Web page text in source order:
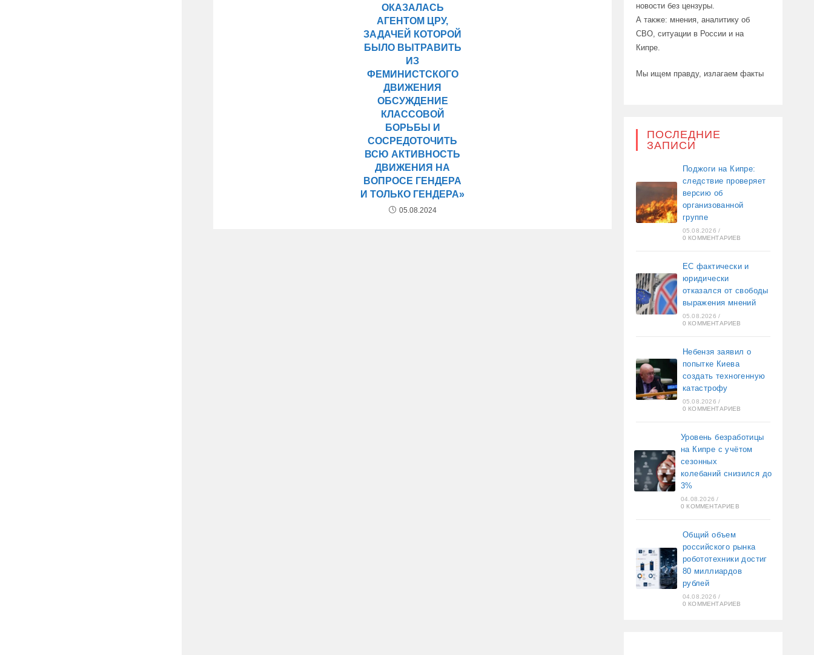
ОКАЗАЛАСЬ
АГЕНТОМ ЦРУ,
ЗАДАЧЕЙ КОТОРОЙ
БЫЛО ВЫТРАВИТЬ
ИЗ
ФЕМИНИСТСКОГО
ДВИЖЕНИЯ
ОБСУЖДЕНИЕ
КЛАССОВОЙ
БОРЬБЫ И
СОСРЕДОТОЧИТЬ
ВСЮ АКТИВНОСТЬ
ДВИЖЕНИЯ НА
ВОПРОСЕ ГЕНДЕРА
И ТОЛЬКО ГЕНДЕРА»
05.08.2024
новости без цензуры.
А также: мнения, аналитику об
СВО, ситуации в России и на
Кипре.
Мы ищем правду, излагаем факты
ПОСЛЕДНИЕ
ЗАПИСИ
Поджоги на Кипре:
следствие проверяет
версию об
организованной
группе
05.08.2026 /
0 КОММЕНТАРИЕВ
ЕС фактически и
юридически
отказался от свободы
выражения мнений
05.08.2026 /
0 КОММЕНТАРИЕВ
Небензя заявил о
попытке Киева
создать техногенную
катастрофу
05.08.2026 /
0 КОММЕНТАРИЕВ
Уровень безработицы
на Кипре с учётом
сезонных
колебаний снизился до
3%
04.08.2026 /
0 КОММЕНТАРИЕВ
Общий объем
российского рынка
робототехники достиг
80 миллиардов
рублей
04.08.2026 /
0 КОММЕНТАРИЕВ